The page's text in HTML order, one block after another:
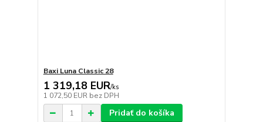
Baxi Luna Classic 28
1 319,18 EUR/ks
1 072,50 EUR bez DPH
Pridať do košíka